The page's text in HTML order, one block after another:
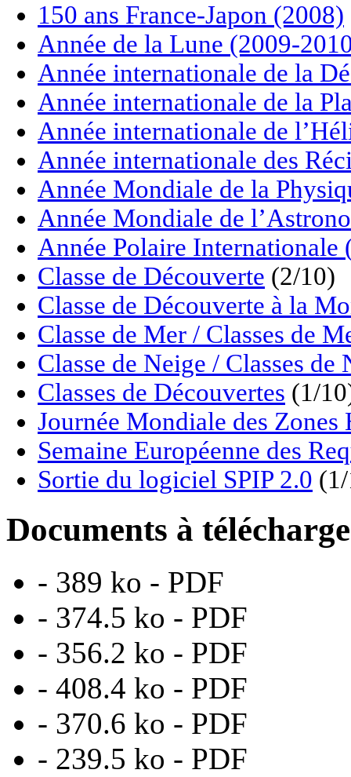
150 ans France-Japon (2008)
Année de la Lune (2009-
Année internationale de la
Année internationale de la
Année internationale de
Année internationale des
Année Mondiale de la
Année Mondiale de
Année Polaire Internationale
Classe de Découverte (2/10)
Classe de Découverte à la
Classe de Mer / Classes de
Classe de Neige / Classes de
Classes de Découvertes (1/
Journée Mondiale des
Semaine Européenne des
Sortie du logiciel SPIP 2.0
Documents à
- 389 ko - PDF
- 374.5 ko - PDF
- 356.2 ko - PDF
- 408.4 ko - PDF
- 370.6 ko - PDF
- 239.5 ko - PDF